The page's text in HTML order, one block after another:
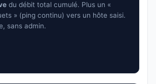
du débit total cumulé. Plus un «
» (ping continu) vers un hôte saisi.
sans admin.